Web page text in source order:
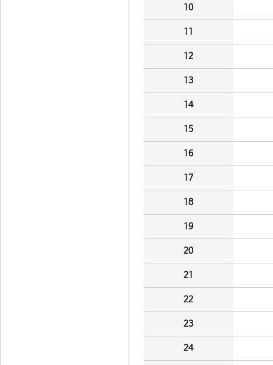
10
11
12
13
14
15
16
17
18
19
20
21
22
23
24